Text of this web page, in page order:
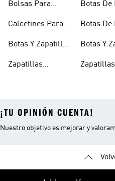
Bolsas Para
Calcetines Para
Botas Y Zapatillas
Zapatillas
Niños
Botas De
Botas De
Botas Y
Niños
¡TU OPINIÓN CUENTA!
Nuestro objetivo es mejorar y